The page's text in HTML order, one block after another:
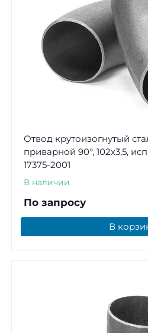
Отвод крутоизогнутый
приварной 90°, 102х3,5,
17375-2001
В наличии
По запросу
В